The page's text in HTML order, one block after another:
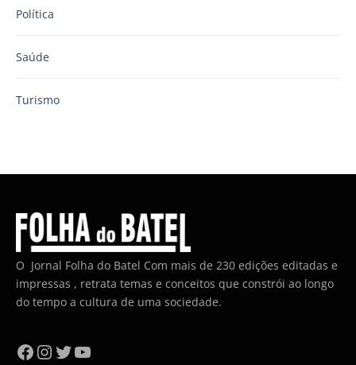
Política
Saúde
Turismo
O Jornal Folha do Batel Com mais de 230 edições editadas e
impressas , retrata temas e conceitos que constrói ao longo
do tempo a cultura de uma sociedade.
Facebook
Instagram
Twitter
YouTube